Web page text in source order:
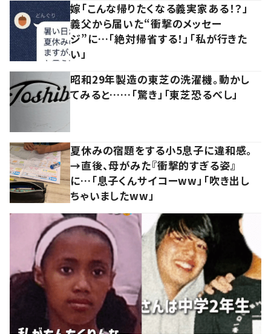
嫁「こんな帰りたくなる義実家ある！？」
義父から届いた“衝撃のメッセー
ジ”に…「絶対帰省する！」「私が行きた
い」
昭和29年製造の東芝の洗濯機。動かし
てみると……「驚き」「東芝恐るべし」
夏休みの宿題をする小5息子に違和感。
→直後、母がみた『衝撃的すぎる姿』
に…「息子くんサイコーww」「吹き出し
ちゃいましたww」